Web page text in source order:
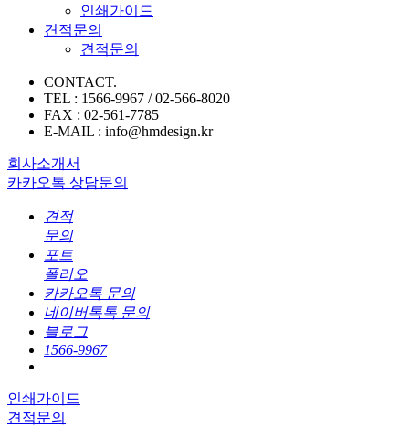
인쇄가이드
견적문의
견적문의
CONTACT.
TEL : 1566-9967 / 02-566-8020
FAX : 02-561-7785
E-MAIL : info@hmdesign.kr
회사소개서
카카오톡 상담문의
견적
문의
포트
폴리오
카카오톡 문의
네이버톡톡 문의
블로그
1566-9967
인쇄가이드
견적문의